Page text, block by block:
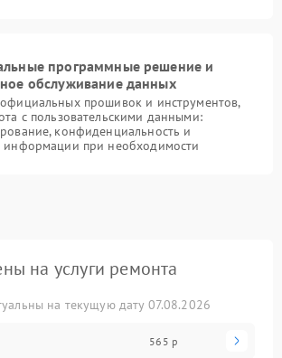
программные решение и
обслуживание данных
прошивок и инструментов,
с пользовательскими данными:
конфиденциальность и
информации при необходимости
на услуги ремонта
на текущую дату 07.08.2026
565 р